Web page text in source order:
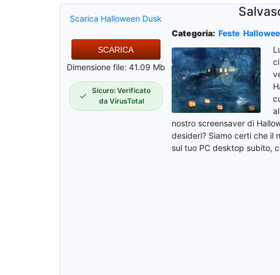
Scarica Halloween Dusk
SCARICA
Dimensione file: 41.09 Mb
Sicuro: Verificato
da VirusTotal
Categoria: Feste
nostro screensaver di
desideri? Siamo certi che il
sul tuo PC desktop subito,